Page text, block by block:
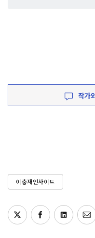
작가
이충재인사이트